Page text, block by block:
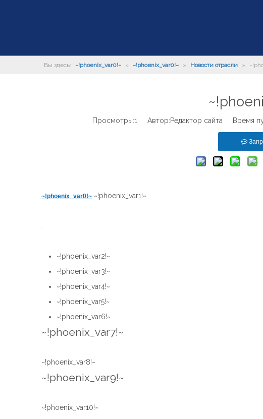
Вы здесь: ~!phoenix_var0!~ » ~!phoenix_var0!~ » Новости отрасли »
Просмотры:1 Автор:Pедактор сайта Время
~!phoenix_var0!~ ~!phoenix_var1!~
~!phoenix_var2!~
~!phoenix_var3!~
~!phoenix_var4!~
~!phoenix_var5!~
~!phoenix_var6!~
~!phoenix_var7!~
~!phoenix_var8!~
~!phoenix_var9!~
~!phoenix_var10!~